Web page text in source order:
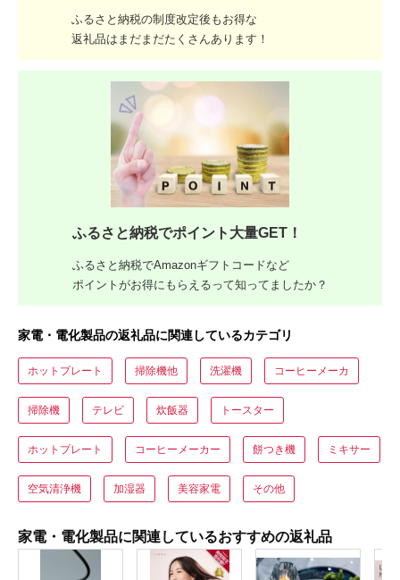
ふるさと納税の制度改定後もお得な
返礼品はまだまだたくさんあります！
ふるさと納税でポイント大量GET！
ふるさと納税でAmazonギフトコードなど
ポイントがお得にもらえるって知ってましたか？
家電・電化製品の返礼品に関連しているカテゴリ
ホットプレート 掃除機他 洗濯機 コーヒーメーカ
掃除機 テレビ 炊飯器 トースター
ホットプレート コーヒーメーカー 餅つき機 ミキサー
空気清浄機 加湿器 美容家電 その他
家電・電化製品に関連しているおすすめの返礼品